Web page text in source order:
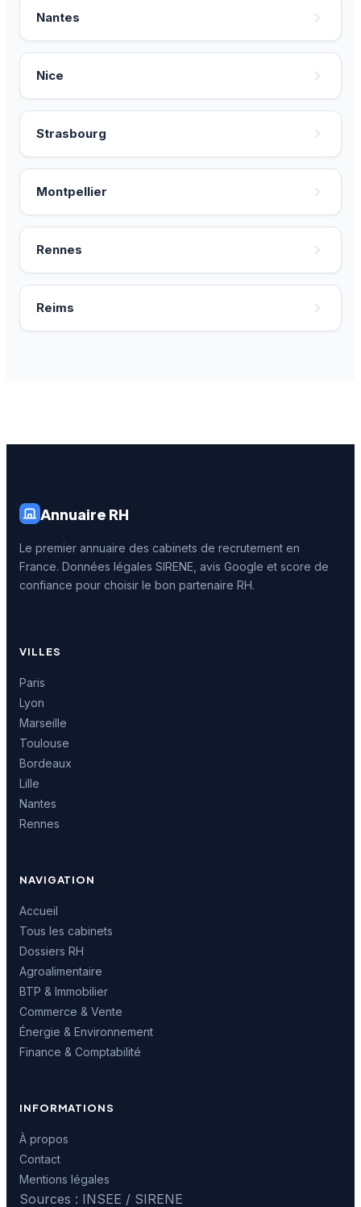
Nantes
Nice
Strasbourg
Montpellier
Rennes
Reims
Annuaire RH
Le premier annuaire des cabinets de recrutement en
France. Données légales SIRENE, avis Google et score de
confiance pour choisir le bon partenaire RH.
VILLES
Paris
Lyon
Marseille
Toulouse
Bordeaux
Lille
Nantes
Rennes
NAVIGATION
Accueil
Tous les cabinets
Dossiers RH
Agroalimentaire
BTP & Immobilier
Commerce & Vente
Énergie & Environnement
Finance & Comptabilité
INFORMATIONS
À propos
Contact
Mentions légales
Sources : INSEE / SIRENE